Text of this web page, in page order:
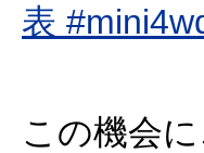
表
この機会